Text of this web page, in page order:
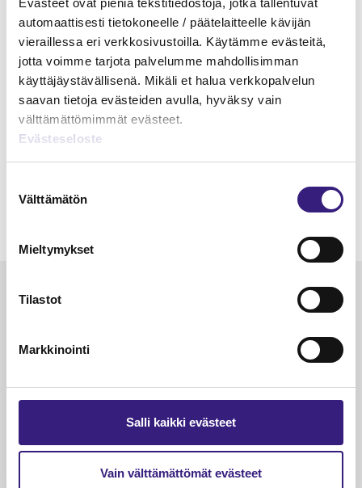
Evästeet ovat pieniä tekstitiedostoja, jotka tallentuvat
automaattisesti tietokoneelle / päätelaitteelle kävijän
vieraillessa eri verkkosivustoilla. Käytämme evästeitä,
jotta voimme tarjota palvelumme mahdollisimman
käyttäjäystävällisenä. Mikäli et halua verkkopalvelun
saavan tietoja evästeiden avulla, hyväksy vain
välttämättömimmät evästeet.
Evästeseloste
valinta
Välttämätön
Mieltymykset
Tilastot
Markkinointi
Salli kaikki evästeet
Vain välttämättömät evästeet
Luetuimmat
Kulu­veloitukset arvon­lisä­
veloitus, kulujen edelleen­
veloitus ja läpi­laskutus
15.5.2023 10 min
Tarja
14.5.2021